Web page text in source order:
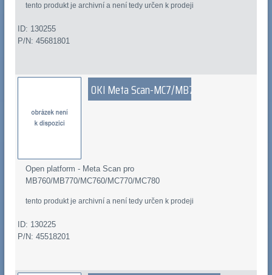
tento produkt je archivní a není tedy určen k prodeji
ID: 130255
P/N: 45681801
OKI Meta Scan-MC7/MB7
Open platform - Meta Scan pro
MB760/MB770/MC760/MC770/MC780
tento produkt je archivní a není tedy určen k prodeji
ID: 130225
P/N: 45518201